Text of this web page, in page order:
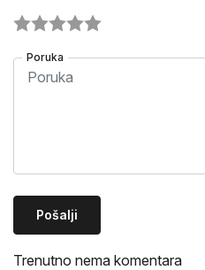
Poruka
Pošalji
Trenutno nema komentara